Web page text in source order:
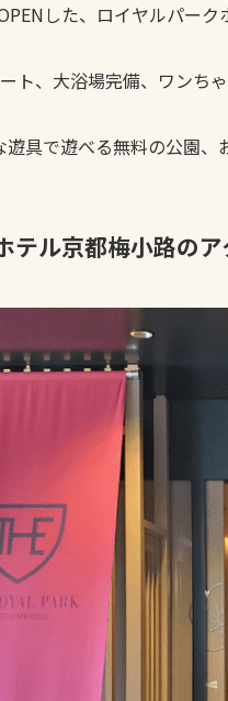
した、ロイヤルパー
ト、大浴場完備、ワンち
具で遊べる無料の公園、
テル京都梅小路のア